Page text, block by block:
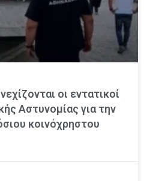
οι εντατικοί
Αστυνομίας για την
κοινόχρηστου